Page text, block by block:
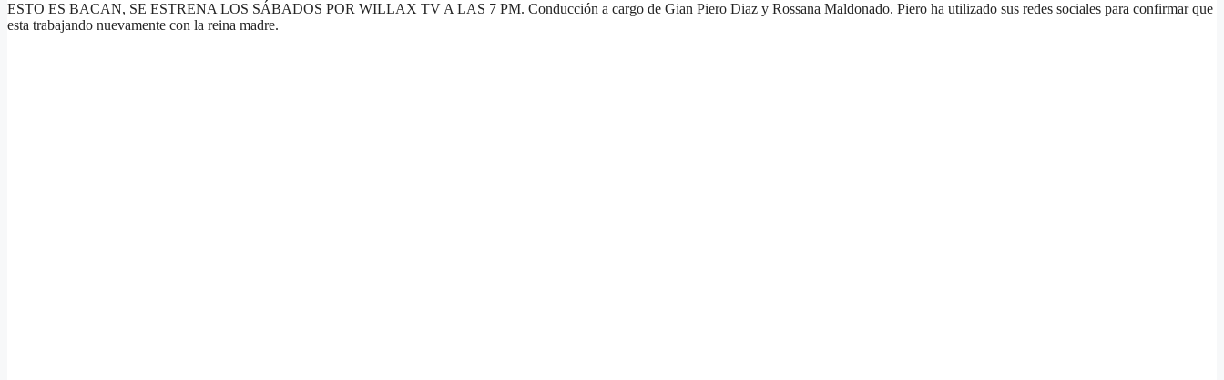
ESTO ES BACAN, SE ESTRENA LOS SÁBADOS POR WILLAX TV A LAS 7 PM. Conducción a cargo de Gian Piero Diaz y Rossana Maldonado. Piero ha utilizado sus redes sociales para confirmar que
esta trabajando nuevamente con la reina madre.